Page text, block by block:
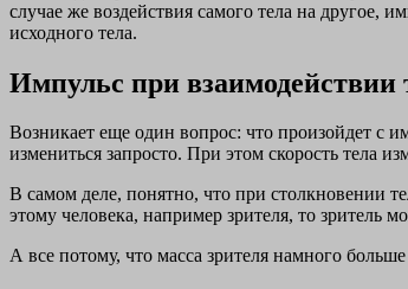
случае же воздействия самого тела на другое,
исходного тела.
Импульс при взаимодействии
Возникает еще один вопрос: что произойдет с
измениться запросто. При этом скорость тела
В самом деле, понятно, что при столкновении
этому человека, например зрителя, то зритель
А все потому, что масса зрителя намного